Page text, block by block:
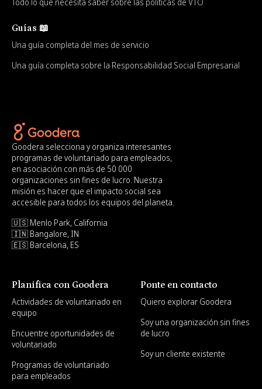
Guías 📖
Una guía completa del mes de servicio
Una guía completa sobre la Responsabilidad Social Empresarial
Goodera selecciona y organiza interesantes
programas de voluntariado para empleados,
en asociación con más de 50 000
organizaciones sin fines de lucro. Nuestra
misión es hacer que el impacto social sea
accesible para todos los equipos del planeta.
🇺🇸 Menlo Park, California
🇮🇳 Bangalore, IN
🇪🇸 Barcelona, ES
Planifica con Goodera
Actividades de voluntariado en
equipo
Encuentre oportunidades de
voluntariado
Programas de voluntariado
para empleados
Ponte en contacto
Quiero explorar Goodera
Soy una organización sin fines
de lucro
Soy un cliente existente